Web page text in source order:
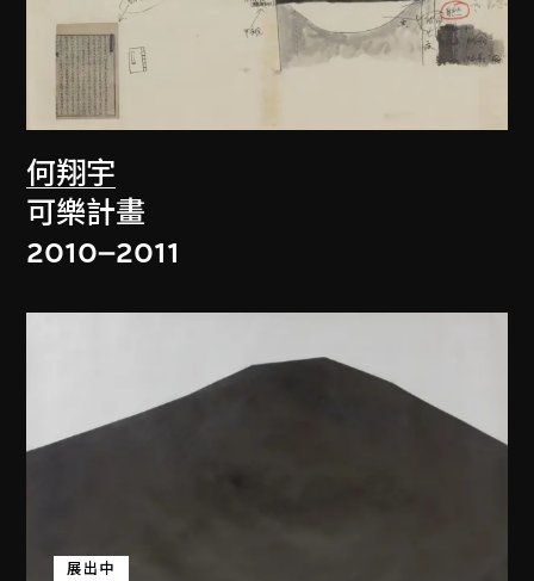
何翔宇
可樂計畫
2010–2011
展出中